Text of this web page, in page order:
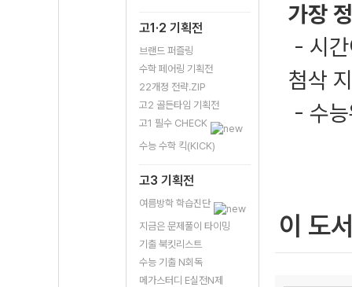
고1·2 기획전
브랜드 퍼즐링
수학 페어링 기획전
22개정 전략.ZIP
고2 골든타임 기획전
고1 필수 CHECK
수능 수학 킥(KICK)
고3 기획전
여름방학 학습진단
지금은 문제풀이 타이밍
기출 북킷리스트
수능 기출 N회독
메가스터디 E실전N제
가장
- 시
첨삭
- 수
이 도